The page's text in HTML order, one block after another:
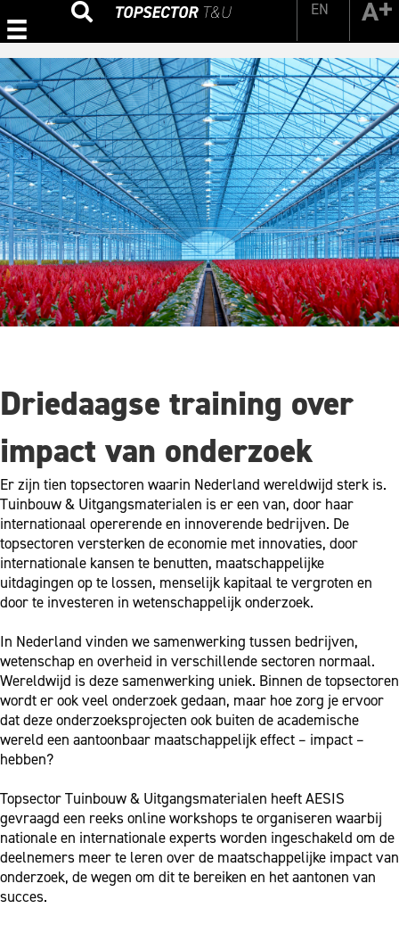
EN
Zoeken
Driedaagse training over
impact van onderzoek
Er zijn tien topsectoren waarin Nederland wereldwijd sterk is.
Tuinbouw & Uitgangsmaterialen is er een van, door haar
internationaal opererende en innoverende bedrijven. De
topsectoren versterken de economie met innovaties, door
internationale kansen te benutten, maatschappelijke
uitdagingen op te lossen, menselijk kapitaal te vergroten en
door te investeren in wetenschappelijk onderzoek.
In Nederland vinden we samenwerking tussen bedrijven,
wetenschap en overheid in verschillende sectoren normaal.
Wereldwijd is deze samenwerking uniek. Binnen de topsectoren
wordt er ook veel onderzoek gedaan, maar hoe zorg je ervoor
dat deze onderzoeksprojecten ook buiten de academische
wereld een aantoonbaar maatschappelijk effect – impact –
hebben?
Topsector Tuinbouw & Uitgangsmaterialen heeft AESIS
gevraagd een reeks online workshops te organiseren waarbij
nationale en internationale experts worden ingeschakeld om de
deelnemers meer te leren over de maatschappelijke impact van
onderzoek, de wegen om dit te bereiken en het aantonen van
succes.